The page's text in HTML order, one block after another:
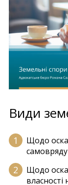
Види
Щодо
Щодо
власності